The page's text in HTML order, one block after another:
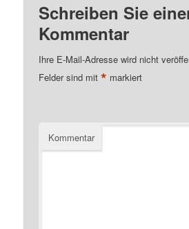
Schreiben Sie
Kommentar
Ihre E-Mail-Adresse wird nicht
Felder sind mit* markiert
Kommentar